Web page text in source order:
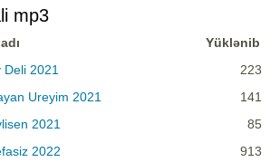
mp3
Yüklənib
2021
223
Ureyim 2021
141
2021
85
2022
913